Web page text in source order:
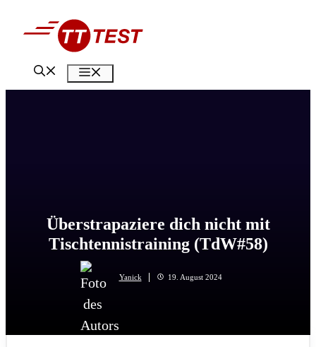
Inhalt
Überstrapaziere dich nicht mit
Tischtennistraining (TdW#58)
Yanick 19. August 2024